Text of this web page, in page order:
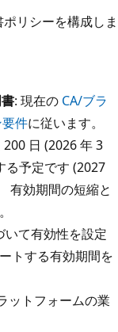
リシーを構成しま
: 現在の CA/ブラ
件に従います。
日 (2026 年 3
る予定です (2027
有効期間の短縮と
いて有効性を設定
トする有効期間を
ットフォームの業